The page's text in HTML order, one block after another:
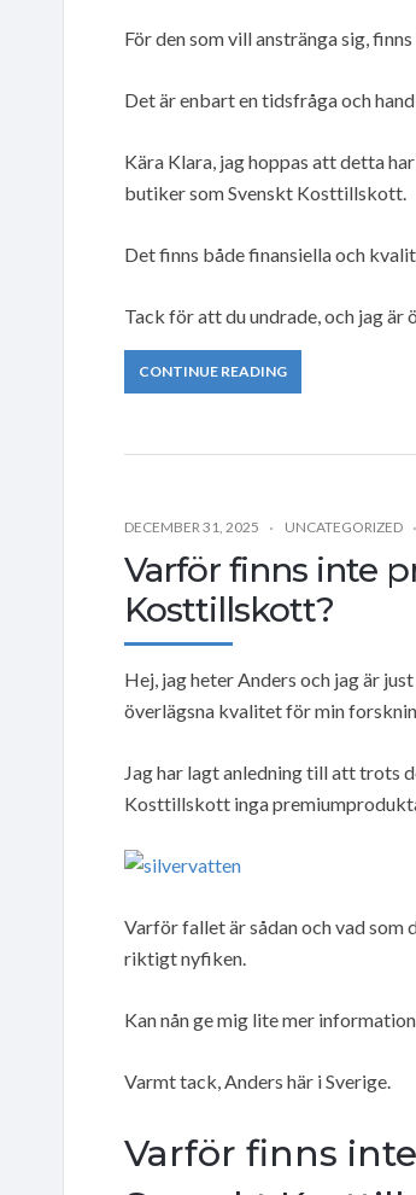
För den som vill anstränga sig,
Det är enbart en tidsfråga och
Kära Klara, jag hoppas att detta
butiker som Svenskt Kosttillskott.
Det finns både finansiella och
Tack för att du undrade, och jag
CONTINUE READING
DECEMBER 31, 2025 UNCATEGORIZED
Varför finns inte
Kosttillskott?
Hej, jag heter Anders och jag är
överlägsna kvalitet för min
Jag har lagt anledning till att trots
Kosttillskott inga
Varför fallet är sådan och vad
riktigt nyfiken.
Kan nån ge mig lite mer
Varmt tack, Anders här i Sverige.
Varför finns